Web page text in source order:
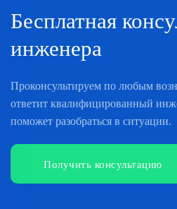
Бесплатная
инженера
Проконсультируем по любым
ответит квалифицированный
поможет разобраться в ситуации.
Получить консультацию